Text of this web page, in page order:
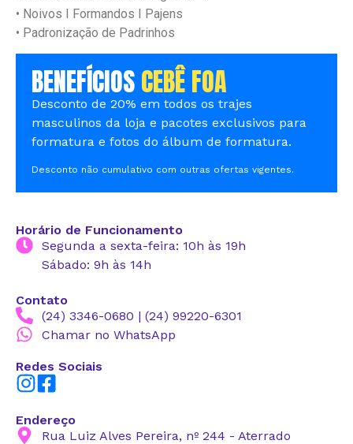
• Noivos I Formandos I Pajens
• Padronização de Padrinhos
BENEFÍCIOSCEBÊ FOA
Desconto de 20% em todos os trajes
masculinos da loja e pacotes exclusivos para
formatura e fotos do álbum de formatura.
Desconto não cumulativo com outras ofertas vigentes.
Horário de Funcionamento
Segunda a sexta-feira: 10h às 19h
Sábado: 9h às 14h
Contato
(24) 3346-0680 | (24) 99220-6301
Chamar no WhatsApp
Redes Sociais
Endereço
Rua Luiz Alves Pereira, nº 244 - Aterrado